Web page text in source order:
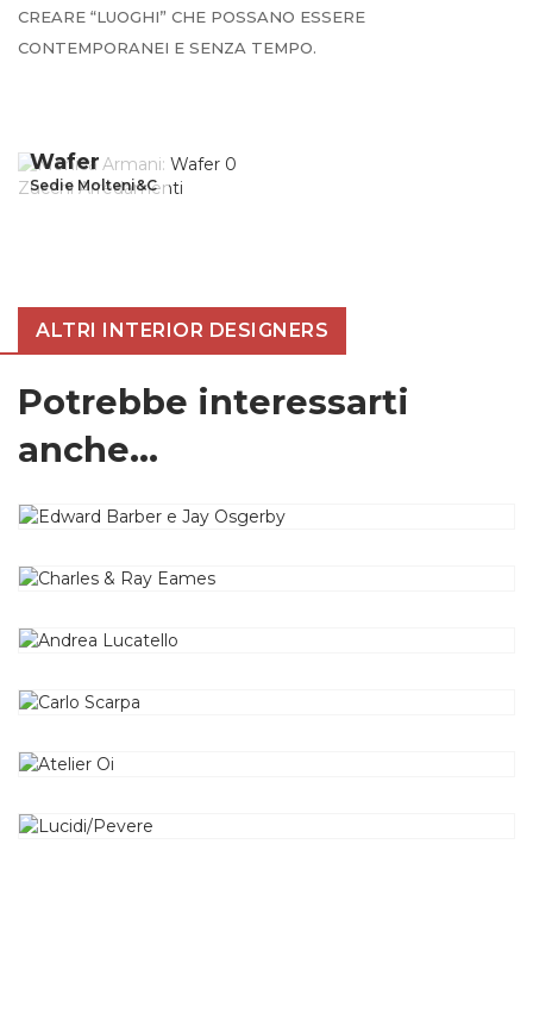
CREARE “LUOGHI” CHE POSSANO ESSERE
CONTEMPORANEI E SENZA TEMPO.
Wafer
Sedie Molteni&C
ALTRI INTERIOR DESIGNERS
Potrebbe interessarti
anche...